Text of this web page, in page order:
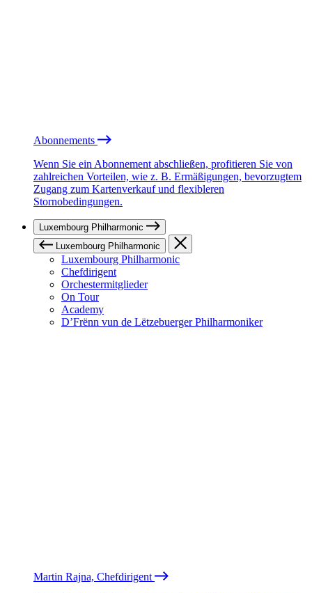
Abonnements
Wenn Sie ein Abonnement abschließen, profitieren Sie von
zahlreichen Vorteilen, wie z. B. Ermäßigungen, bevorzugtem
Zugang zum Kartenverkauf und flexibleren
Stornobedingungen.
Luxembourg Philharmonic
Luxembourg Philharmonic
Luxembourg Philharmonic
Chefdirigent
Orchestermitglieder
On Tour
Academy
D’Frënn vun de Lëtzebuerger Philharmoniker
Martin Rajna, Chefdirigent